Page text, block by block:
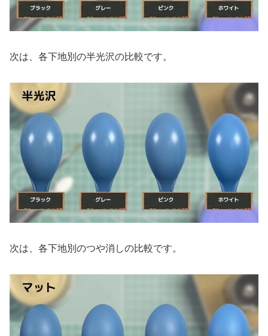
次は、各下地別の半光沢の比較です。
次は、各下地別のつや消しの比較です。